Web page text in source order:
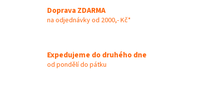
Doprava ZDARMA
na odjednávky od 2000,- Kč*
Expedujeme do druhého dne
od pondělí do pátku